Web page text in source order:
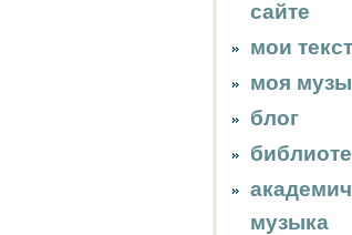
сайте
мои
моя
блог
музыка